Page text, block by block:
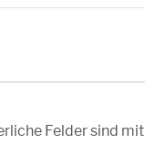
Felder sind mit